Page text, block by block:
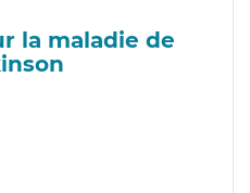
la maladie de